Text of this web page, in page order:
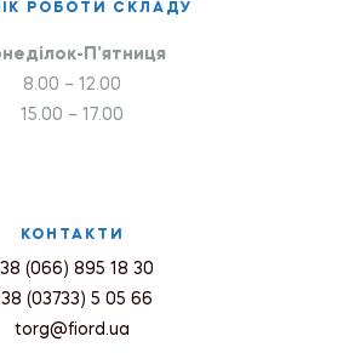
РОБОТИ СКЛАДУ
П’ятниця
8.00 – 12.00
15.00 – 17.00
КОНТАКТИ
(066) 895 18 30
(03733) 5 05 66
torg@fiord.ua